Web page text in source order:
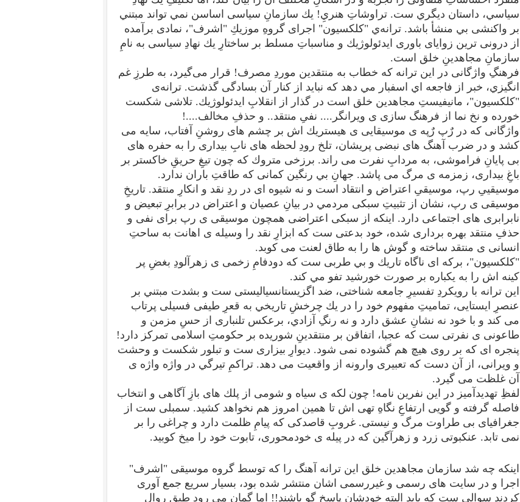
سياسي، داستان ديگري ست. تراوشاتِ هنريِ! يك سازمانِ سياسی اساسن نمي تواند مبتني
بر واكنشی بي منشأ باشد. ترانه‌ي "كلكسيون" اجرای گروهِ موزيكِ "اشرف"، نمادی برآمده
از درونی ترين زوايای باوری ايدئولوژيك و مناسباتِ مسلط بر ساختارِ يك نهادِ سياسی به نامِ
سازمانِ مجاهدينِ خلق است.
فرهنگِ واژگانی در اين ترانه كه خطاب به منتقدين موردِ مصرف! قرار می‌گيرد، به طرزِ غم
انگيزي، خبر از فاجعه اي اسفبار مي دهد كه نبايد از كنار آن بسادگی گذشت. ترانه‌ی
"كلكسيون"، مانيفيستِ مجاهدين خلق است در گذار از انقلابِ ايدئولوژيك. تلاشی شكست
خورده و نخ نما از فرهنگ سازی ی ويرانگر.... نفیِ منتقد.. و حذفِ مخالف....!
واژگانی كه در رٌپ رٌپه ی موسيقايی ی هيستريك اش بر چشم های روشنِ آفتاب، سايه می
كشد و در ضرب آهنگ های نبضی پريشان، تلخ رودِ لحظه های نابِ بيداری را به حفره های
بی پايانِ فراموشی، به مردابِ نفرت می راند. برزخی متروك كه چون تيغِ حريقِ خاكستر بر
باغِ بيداری، زمزمه ی مرگ می پاشد. جهانِ بي رنگين كمانی كه طاقتِ باران ندارد.
موسيقيیِ رپ، موسيقیِ اعتراض و انتقاد است و نه شيوه ای در ردِ نقد و انكارِ منتقد. تاريخِ
موسيقی ی رپ، نشان از تثبيتِ سبكی مردمي در بيانِ عصيان و اعتراض در برابرِ تبعيض و
نابرابری های اجتماعی دارد. اينكه از سبكی اعتراضی همچون موسيقی ی رپ برای نفی و
حذفِ منتقد بهره برداری شده، خود بدعتی ست كه ابزارِ نقد را وسيله ی اهانت به ساحتِ
انسانی ی منتقد ساخته و گوش ها را به طاق لعنت می کوبد.
"كلكسيون"، بركه ای ناگاه تاريك و بي طربی ست كه دودفامِ زخمی ی زهرآلودِ بغضِ پر
كينه اش را به يكباره بر صورت خورشيد تفو مي كند.
اين ترانه با رويكردِ تفسيرِ جامعه شناختی، ضد اگزيستانسياليستی ست و بشدت مبتني بر
عنصرِ ايستايی، تماميتِ مفهوم خود را در يك چرخشِ تاريخي به قعرِ طيفی فسيلی پرتاب
می كند و با خود نه نشانِ عشق دارد و نه رنگِ آزادي، برعكس تلنباری از حسِ مزمن و
طاعونی ی نفرتی ست كه عجبا، اتفاقن بر منتقدينِ شوريده بر حكومتِ اسلامی تمركز دارد!
پنجره ای كه بر روی هيچ هم گشوده نمی شود. ديوارِ بيزاری ست و تبلور شكست و وحشت
و ويرانی، از آن دست كه تعبيری وارونه از واقعيت می دهد. تراكمِ تيرگي در واژه واژه ی
آن غلظت می گيرد.
لفظِ تهديدآمیز در اين نفرين نامه! چون لكه ی سياه و شومی از پلك های بازِ آگاهی و انتخاب
فاصله گرفته و گويی ارتفاعِ نگاهِ تهی اش تا همين امروز هم نخواهد كشيد. سمبلی ست از
جغرافيای بی طراوت مرگ و نيستی. غروبِ قاصدکی كه پيامِ ظلمت دارد و چراغی را بر
نمی تابد. عنكبوتی زرد و زهرآگين كه در پيله ی خودمحوری، تابوت خود را ميخ كوبيد.
اینکه چه شد سازمان مجاهدین خلق این ترانه آهنگ را که توسط گروه موسیقی "اشرف"
اجرا و در سایت های رسمی و غیررسمی اشان منتشر شده بود، بسیار سریع جمع آوری
کردند سوالی ست که باید البته خودشان پاسخ گو باشند!! اما گمان می رود طبق روال